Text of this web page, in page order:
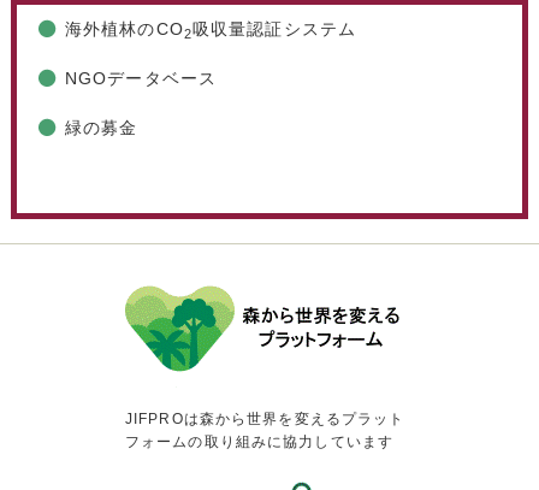
海外植林のCO2吸収量認証システム
NGOデータベース
緑の募金
JIFPROは森から世界を変えるプラット
フォームの取り組みに協力しています